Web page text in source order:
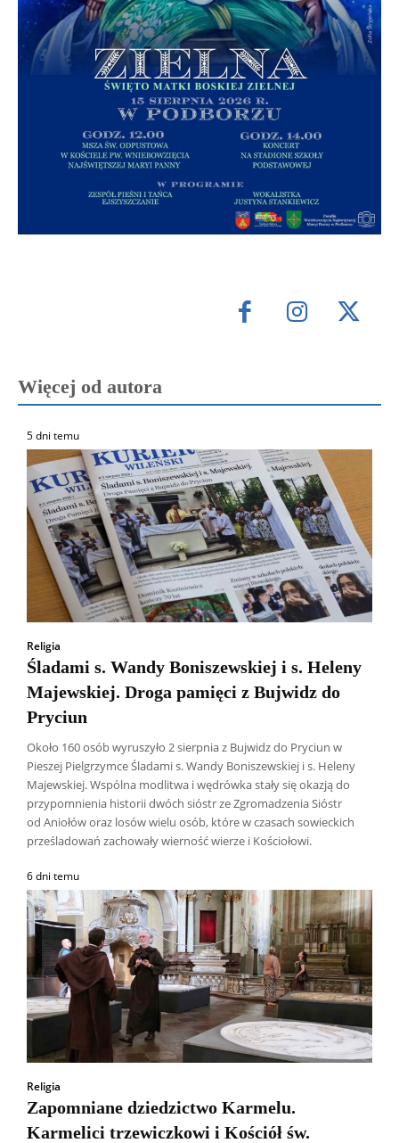
Więcej od autora
5 dni temu
Religia
Śladami s. Wandy Boniszewskiej i s. Heleny
Majewskiej. Droga pamięci z Bujwidz do
Pryciun
Około 160 osób wyruszyło 2 sierpnia z Bujwidz do Pryciun w
Pieszej Pielgrzymce Śladami s. Wandy Boniszewskiej i s. Heleny
Majewskiej. Wspólna modlitwa i wędrówka stały się okazją do
przypomnienia historii dwóch sióstr ze Zgromadzenia Sióstr
od Aniołów oraz losów wielu osób, które w czasach sowieckich
prześladowań zachowały wierność wierze i Kościołowi.
6 dni temu
Religia
Zapomniane dziedzictwo Karmelu.
Karmelici trzewiczkowi i Kościół św.